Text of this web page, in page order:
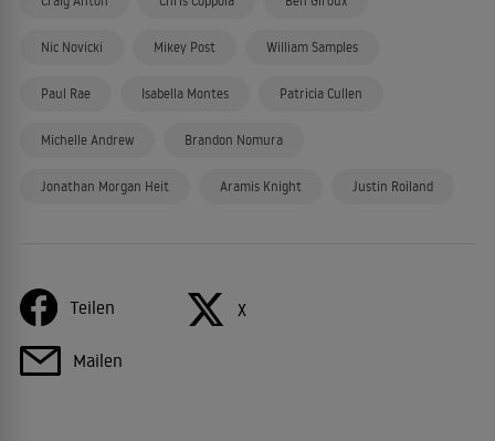
Nic Novicki Mikey Post William Samples
Paul Rae Isabella Montes Patricia Cullen
Michelle Andrew Brandon Nomura
Jonathan Morgan Heit Aramis Knight Justin Roiland
Teilen X
Mailen